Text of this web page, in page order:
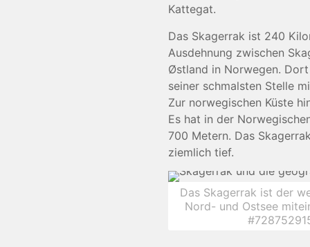
Kattegat.
Das Skagerrak ist 240
Ausdehnung zwischen
Østland in Norwegen.
seiner schmalsten Stelle
Zur norwegischen Küste
Es hat in der
700 Metern. Das
ziemlich tief.
Das Skagerrak ist der
Nord- und Ostsee